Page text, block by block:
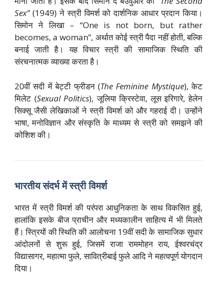
Sex”(1949) ने स्त्री विमर्श को दार्शनिक आधार प्रदान किया।
सिमोन ने लिखा – “One is not born, but rather
becomes, a woman”, अर्थात कोई स्त्री पैदा नहीं होती, बल्कि
बनाई जाती है। यह विचार स्त्री की सामाजिक स्थिति की
संरचनात्मक व्याख्या करता है।
20वीं सदी में बेट्टी फ्रीडन (The Feminine Mystique), केट
मिलेट (Sexual Politics), जूलिया क्रिस्टेवा, लूस इरिगारे, हेलेन
सिक्सू जैसी लेखिकाओं ने स्त्री विमर्श को और गहराई दी। उन्होंने
भाषा, मनोविज्ञान और संस्कृति के माध्यम से स्त्री को समझने की
कोशिश की।
भारतीय संदर्भ में स्त्री विमर्श
भारत में स्त्री विमर्श की परंपरा आधुनिकता के साथ विकसित हुई,
हालांकि इसके बीज प्राचीन और मध्यकालीन साहित्य में भी मिलते
हैं। स्त्रियों की स्थिति की आलोचना 19वीं सदी के सामाजिक सुधार
आंदोलनों से शुरू हुई, जिसमें राजा राममोहन राय, ईश्वरचंद्र
विद्यासागर, महात्मा फुले, सावित्रीबाई फुले आदि ने महत्वपूर्ण योगदान
दिया।